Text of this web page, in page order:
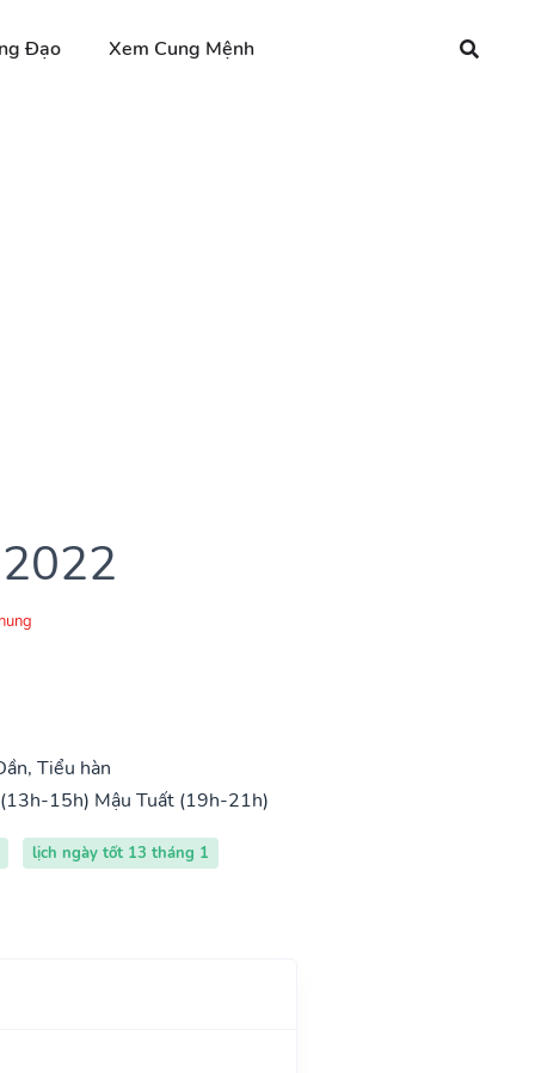
Đạo Xem Cung Mệnh
Tiểu hàn
15h) Mậu Tuất (19h-21h)
lịch ngày tốt 13 tháng 1